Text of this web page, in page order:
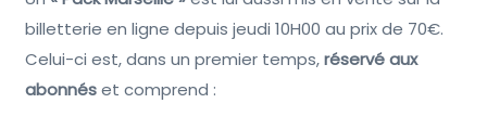
billetterie en ligne depuis jeudi 10H00 au prix de 70€.
Celui-ci est, dans un premier temps,réservé aux
abonnéset comprend :